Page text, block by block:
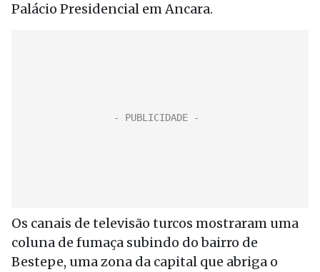
Palácio Presidencial em Ancara.
Os canais de televisão turcos mostraram uma
coluna de fumaça subindo do bairro de
Bestepe, uma zona da capital que abriga o